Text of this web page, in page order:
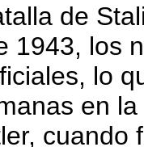
de
1943, los
lo
en
cuando